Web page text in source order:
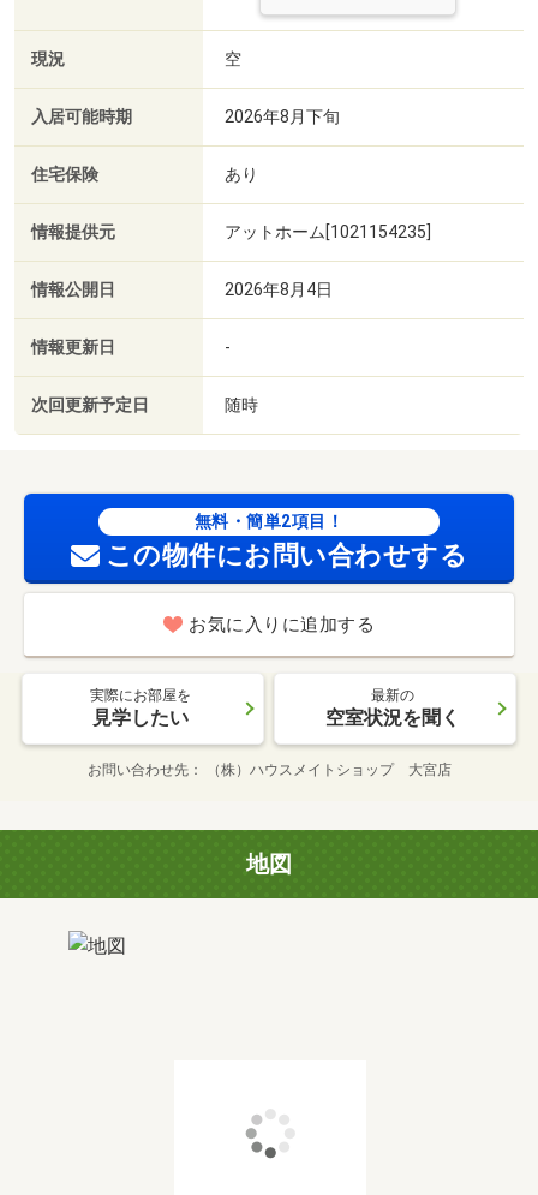
現況 空
入居可能時期 2026年8月下旬
住宅保険 あり
情報提供元 アットホーム[1021154235]
情報公開日 2026年8月4日
情報更新日 -
次回更新予定日 随時
無料・簡単2項目！
この物件にお問い合わせする
お気に入りに追加する
実際にお部屋を
見学したい
最新の
空室状況を聞く
お問い合わせ先 （株）ハウスメイトショップ 大宮店
地図